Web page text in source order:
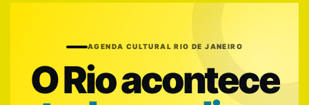
AGENDA CULTURAL RIO DE JANEIRO
O Rio acontece